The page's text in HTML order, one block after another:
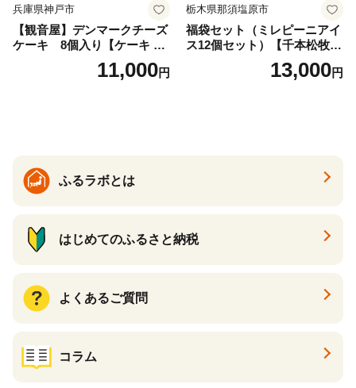
兵庫県神戸市
【観音屋】デンマークチーズ
ケーキ 8個入り【ケーキ チ
ーズケーキ 人気スイーツ お
すすめスイーツ 神戸スイー
11,000円
栃木県那須塩原市
福袋セット（ミレピーニアイ
ス12個セット）【千本松牧
場】 ns025-014-12 【デザー
ト 詰め合わせ ギフト】
13,000円
ふるラボとは
はじめてのふるさと納税
よくあるご質問
コラム